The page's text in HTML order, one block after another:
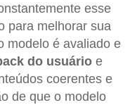
esse
para melhorar sua
modelo é avaliado e
do usuário e
coerentes e
de que o modelo